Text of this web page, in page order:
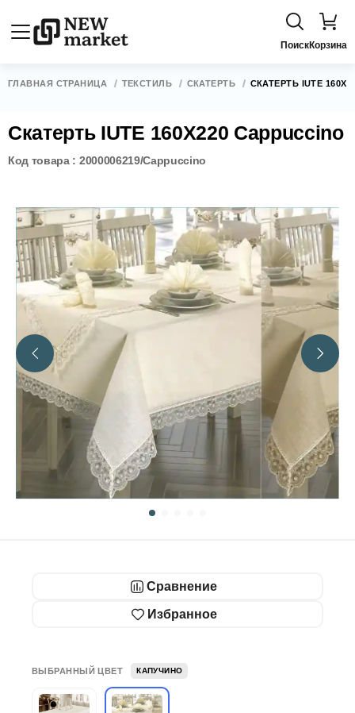
ПоискКорзина
ГЛАВНАЯ СТРАНИЦА ТЕКСТИЛЬ СКАТЕРТЬ СКАТЕРТЬ IUTE
Скатерть IUTE 160Х220 Cappuccino
Код товара : 2000006219/Cappuccino
Сравнение
Избранное
ВЫБРАННЫЙ ЦВЕТ КАПУЧИНО